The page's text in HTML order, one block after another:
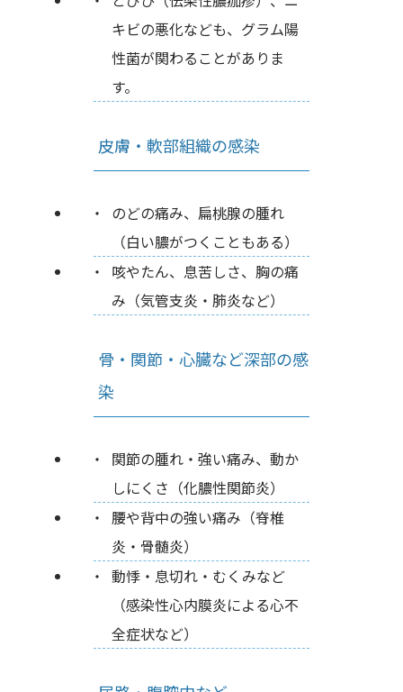
キビの悪化なども、グラム陽
性菌が関わることがありま
す。
皮膚・軟部組織の感染
のどの痛み、扁桃腺の腫れ
（白い膿がつくこともある）
咳やたん、息苦しさ、胸の痛
み（気管支炎・肺炎など）
骨・関節・心臓など深部の感
染
関節の腫れ・強い痛み、動か
しにくさ（化膿性関節炎）
腰や背中の強い痛み（脊椎
炎・骨髄炎）
動悸・息切れ・むくみなど
（感染性心内膜炎による心不
全症状など）